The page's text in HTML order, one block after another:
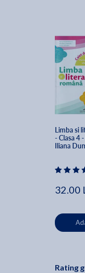
Limba si
- Clasa 4
Iliana
32.00
Rating